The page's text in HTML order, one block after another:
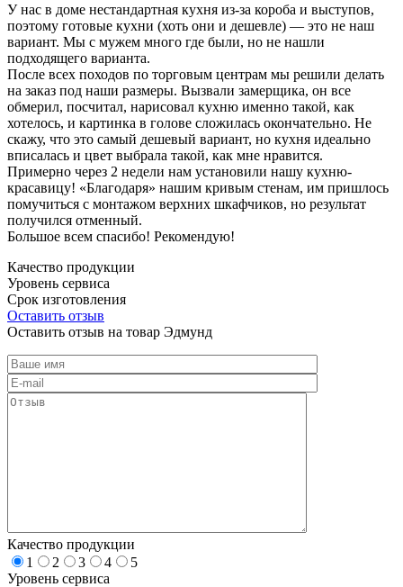
У нас в доме нестандартная кухня из-за короба и выступов,
поэтому готовые кухни (хоть они и дешевле) — это не наш
вариант. Мы с мужем много где были, но не нашли
подходящего варианта.
После всех походов по торговым центрам мы решили делать
на заказ под наши размеры. Вызвали замерщика, он все
обмерил, посчитал, нарисовал кухню именно такой, как
хотелось, и картинка в голове сложилась окончательно. Не
скажу, что это самый дешевый вариант, но кухня идеально
вписалась и цвет выбрала такой, как мне нравится.
Примерно через 2 недели нам установили нашу кухню-
красавицу! «Благодаря» нашим кривым стенам, им пришлось
помучиться с монтажом верхних шкафчиков, но результат
получился отменный.
Большое всем спасибо! Рекомендую!
Качество продукции
Уровень сервиса
Срок изготовления
Оставить отзыв
Оставить отзыв на товар Эдмунд
Качество продукции
1
2 3 4
5
Уровень сервиса